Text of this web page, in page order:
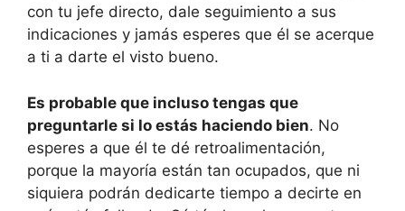
con tu jefe directo, dale seguimiento a sus
indicaciones y jamás esperes que él se acerque
a ti a darte el visto bueno.
Es probable que incluso tengas que
preguntarle si lo estás haciendo bien. No
esperes a que él te dé retroalimentación,
porque la mayoría están tan ocupados, que ni
siquiera podrán dedicarte tiempo a decirte en